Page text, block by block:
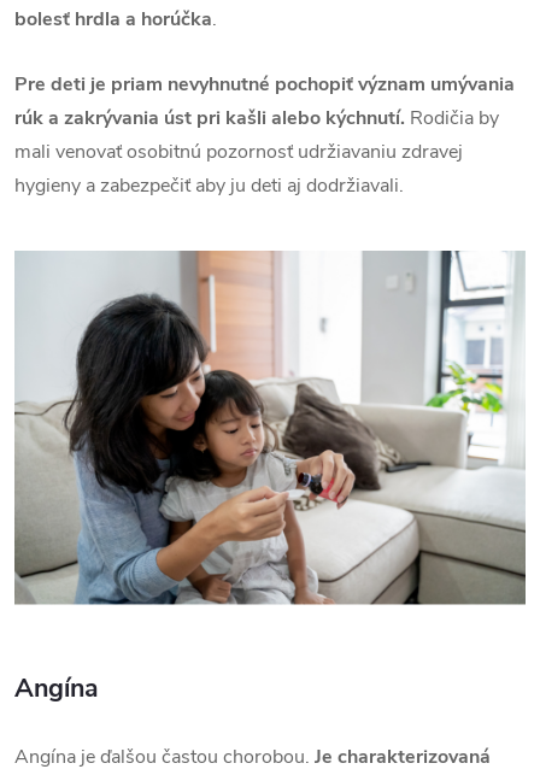
bolesť hrdla a horúčka.
Pre deti je priam nevyhnutné pochopiť význam umývania
rúk a zakrývania úst pri kašli alebo kýchnutí. Rodičia by
mali venovať osobitnú pozornosť udržiavaniu zdravej
hygieny a zabezpečiť aby ju deti aj dodržiavali.
Angína
Angína je ďalšou častou chorobou. Je charakterizovaná